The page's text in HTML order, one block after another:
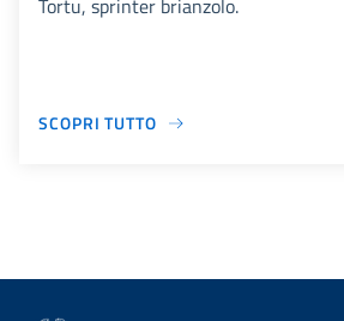
Tortu, sprinter brianzolo.
SCOPRI TUTTO